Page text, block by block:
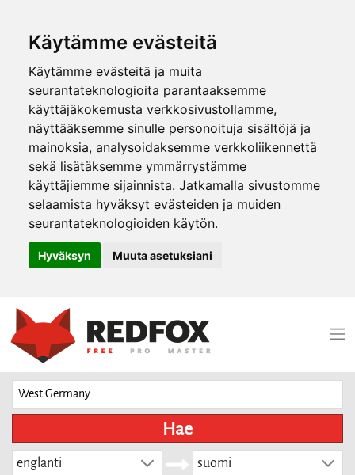
Käytämme evästeitä
Käytämme evästeitä ja muita
seurantateknologioita parantaaksemme
käyttäjäkokemusta verkkosivustollamme,
näyttääksemme sinulle personoituja sisältöjä ja
mainoksia, analysoidaksemme verkkoliikennettä
sekä lisätäksemme ymmärrystämme
käyttäjiemme sijainnista. Jatkamalla sivustomme
selaamista hyväksyt evästeiden ja muiden
seurantateknologioiden käytön.
Hyväksyn Muuta asetuksiani
Hae
englanti suomi